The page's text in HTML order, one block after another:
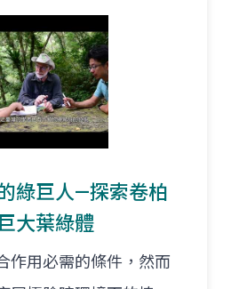
綠巨人—探索卷柏
大葉綠體
作用必需的條件，然而